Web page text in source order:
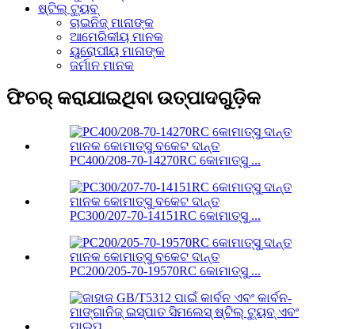
ଷ୍ଟିଲ୍ ଟ୍ୟୁବ୍
ଚାଇନିଜ୍ ମାନାଙ୍କ
ଆମେରିକୀୟ ମାନକ
ୟୁରୋପୀୟ ମାନାଙ୍କ
ଜର୍ମାନ ମାନକ
ଫିଚର୍ କରାଯାଇଥିବା ଉତ୍ପାଦଗୁଡ଼ିକ
PC400/208-70-14270RC କୋମାତ୍ସୁ ...
PC300/207-70-14151RC କୋମାତ୍ସୁ ...
PC200/205-70-19570RC କୋମାତ୍ସୁ ...